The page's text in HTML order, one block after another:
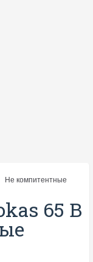
Не компитентные
65 B